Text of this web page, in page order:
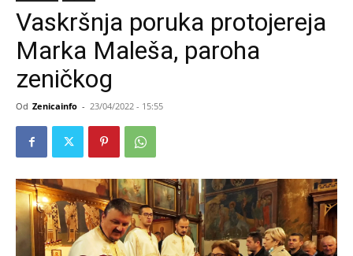
Vaskršnja poruka protojereja
Marka Maleša, paroha
zeničkog
Od Zenicainfo - 23/04/2022 - 15:55